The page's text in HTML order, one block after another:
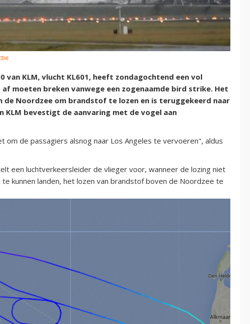
van KLM, vlucht KL601, heeft zondagochtend een vol
af moeten breken vanwege een zogenaamde bird strike. Het
Noordzee om brandstof te lozen en is teruggekeerd naar
KLM bevestigt de aanvaring met de vogel aan
de passagiers alsnog naar Los Angeles te vervoeren", aldus
een luchtverkeersleider de vlieger voor, wanneer de lozing niet
kunnen landen, het lozen van brandstof boven de Noordzee te